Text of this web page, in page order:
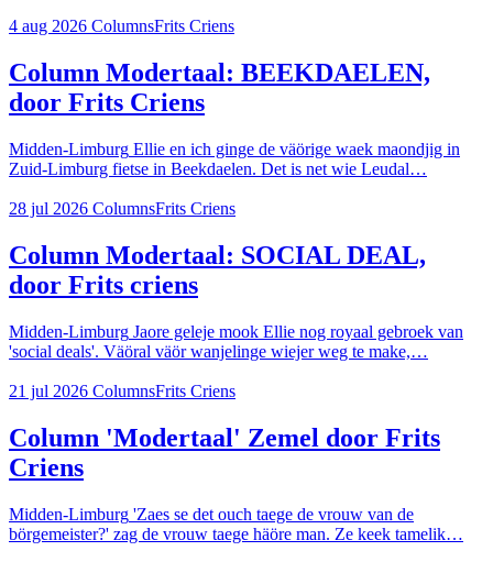
4 aug 2026 ColumnsFrits Criens
Column Modertaal: BEEKDAELEN,
door Frits Criens
Midden-Limburg Ellie en ich ginge de väörige waek maondjig in
Zuid-Limburg fietse in Beekdaelen. Det is net wie Leudal…
28 jul 2026 ColumnsFrits Criens
Column Modertaal: SOCIAL DEAL,
door Frits criens
Midden-Limburg Jaore geleje mook Ellie nog royaal gebroek van
'social deals'. Väöral väör wanjelinge wiejer weg te make,…
21 jul 2026 ColumnsFrits Criens
Column 'Modertaal' Zemel door Frits
Criens
Midden-Limburg 'Zaes se det ouch taege de vrouw van de
börgemeister?' zag de vrouw taege häöre man. Ze keek tamelik…